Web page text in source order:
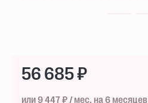
56 685 ₽
или 9 447 ₽ / мес. на 6 месяцев